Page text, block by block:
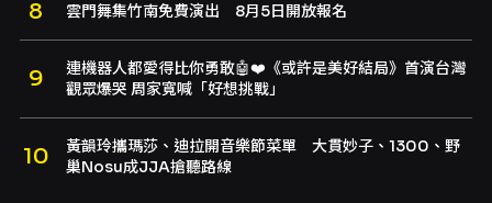
雲門舞集竹南免費演出 8月5日開放報名
連機器人都愛得比你勇敢🤖❤️《或許是美好結局》首演台灣
觀眾爆哭 周家寬喊「好想挑戰」
黃韻玲攜瑪莎、迪拉開音樂節菜單 大貫妙子、1300、野
巢Nosu成JJA搶聽路線